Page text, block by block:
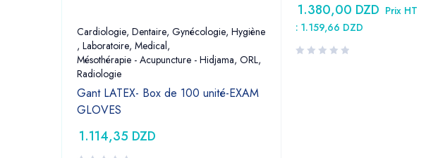
Cardiologie, Dentaire, Gynécologie, Hygiène
, Laboratoire, Medical,
Mésothérapie - Acupuncture - Hidjama, ORL,
Radiologie
Gant LATEX- Box de 100 unité-EXAM
GLOVES
1.114,35 DZD
1.380,00 DZD Prix HT
: 1.159,66 DZD